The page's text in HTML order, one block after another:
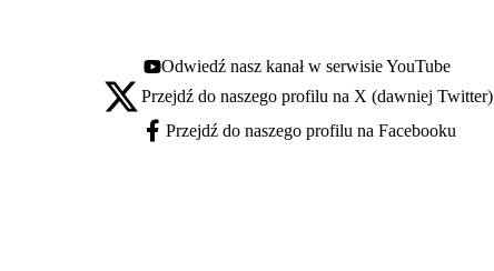
Youtube - otwiera się w nowej karcie
Odwiedź nasz kanał w serwisie YouTube
X - otwiera się w nowej karcie
Przejdź do naszego profilu na X (dawniej Twitter)
Facebook - otwiera się w nowej karcie
Przejdź do naszego profilu na Facebooku